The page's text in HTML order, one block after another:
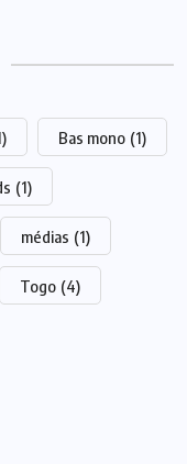
Bas mono (1)
(1)
médias (1)
Togo (4)